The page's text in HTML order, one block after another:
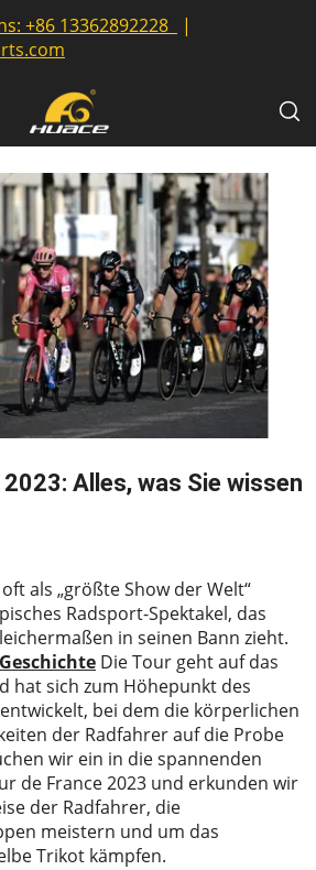
+86 13362892228
|
Alles, was Sie wissen
als „größte Show der Welt“
Radsport-Spektakel, das
in seinen Bann zieht.
Geschichte Die Tour geht auf das
hat sich zum Höhepunkt des
bei dem die körperlichen
der Radfahrer auf die Probe
wir ein in die spannenden
de France 2023 und erkunden wir
der Radfahrer, die
meistern und um das
Trikot kämpfen.